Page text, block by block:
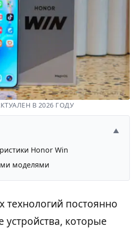
В 2026 ГОДУ
▲
Honor Win
моделями
постоянно
которые